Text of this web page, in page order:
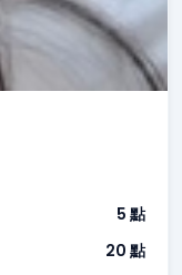
5 點
20 點